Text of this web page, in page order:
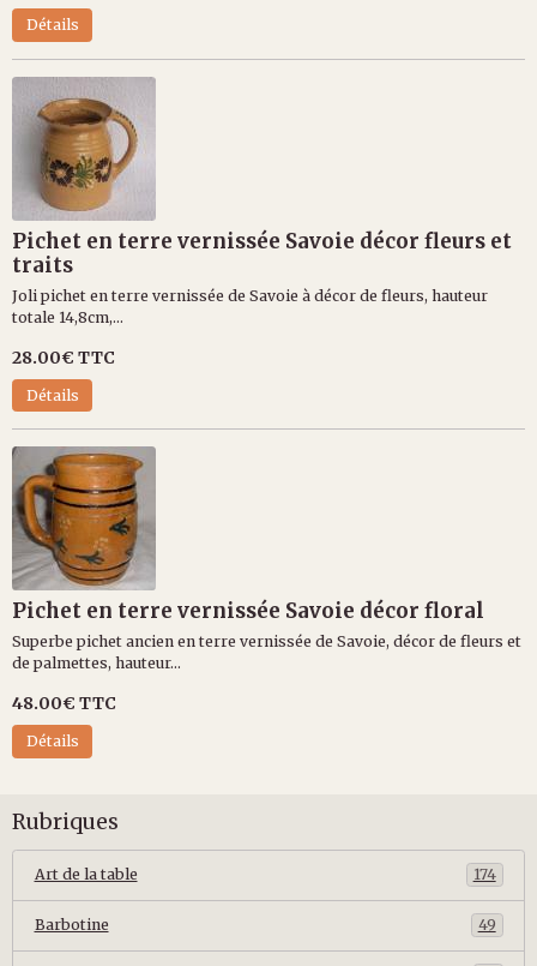
Détails
Pichet en terre vernissée Savoie décor fleurs et
traits
Joli pichet en terre vernissée de Savoie à décor de fleurs, hauteur
totale 14,8cm,...
28.00€ TTC
Détails
Pichet en terre vernissée Savoie décor floral
Superbe pichet ancien en terre vernissée de Savoie, décor de fleurs et
de palmettes, hauteur...
48.00€ TTC
Détails
Rubriques
Art de la table 174
Barbotine 49